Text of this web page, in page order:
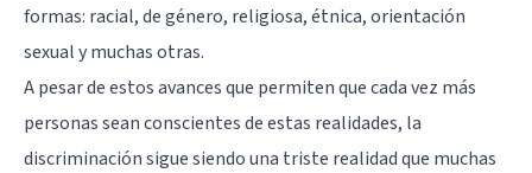
formas: racial, de género, religiosa, étnica, orientación
sexual y muchas otras.
A pesar de estos avances que permiten que cada vez más
personas sean conscientes de estas realidades, la
discriminación sigue siendo una triste realidad que muchas